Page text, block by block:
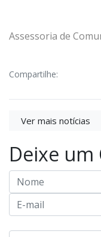
Assessoria de
Compartilhe:
Ver mais notícias
Deixe